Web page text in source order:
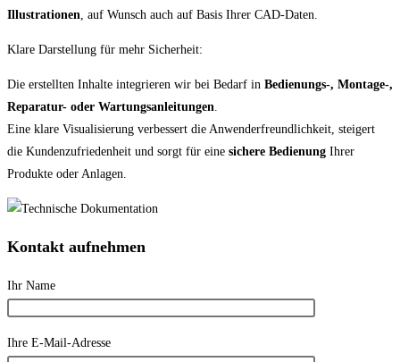
Illustrationen , auf Wunsch auch auf Basis Ihrer CAD-Daten.
Klare Darstellung für mehr Sicherheit:
Die erstellten Inhalte integrieren wir bei Bedarf in Bedienungs-, Montage-,
Reparatur- oder Wartungsanleitungen
Eine klare Visualisierung verbessert die Anwenderfreundlichkeit, steigert
die Kundenzufriedenheit und sorgt für eine sichere Bedienung Ihrer
Produkte oder Anlagen.
Kontakt aufnehmen
Ihr Name
Ihre E-Mail-Adresse